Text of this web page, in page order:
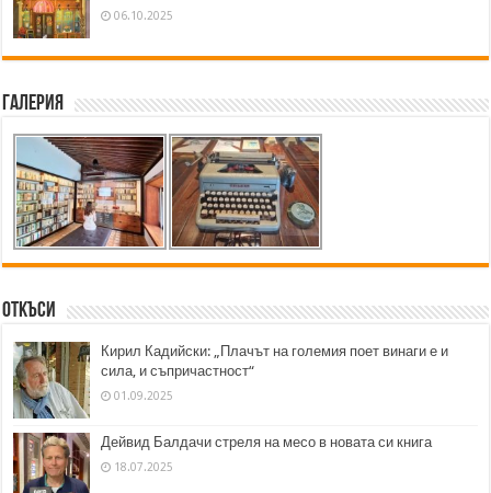
06.10.2025
Галерия
Откъси
Кирил Кадийски: „Плачът на големия поет винаги е и
сила, и съпричастност“
01.09.2025
Дейвид Балдачи стреля на месо в новата си книга
18.07.2025